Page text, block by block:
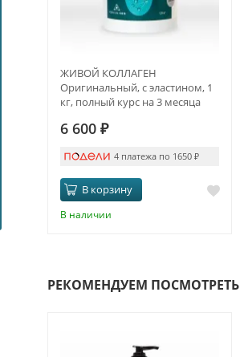
ЖИВОЙ КОЛЛАГЕН
Оригинальный, с эластином, 1
кг, полный курс на 3 месяца
6 600 ₽
4 платежа по 1650₽
В корзину
В наличии
РЕКОМЕНДУЕМ ПОСМОТРЕТЬ